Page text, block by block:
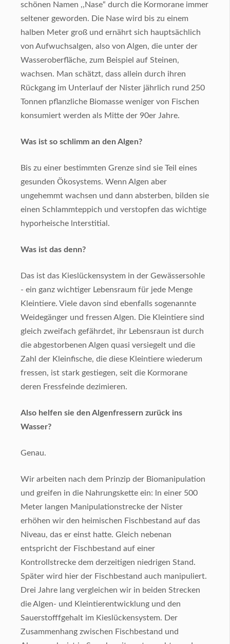
schönen Namen ,,Nase“ durch die Kormorane immer
seltener geworden. Die Nase wird bis zu einem
halben Meter groß und ernährt sich hauptsächlich
von Aufwuchsalgen, also von Algen, die unter der
Wasseroberfläche, zum Beispiel auf Steinen,
wachsen. Man schätzt, dass allein durch ihren
Rückgang im Unterlauf der Nister jährlich rund 250
Tonnen pflanzliche Biomasse weniger von Fischen
konsumiert werden als Mitte der 90er Jahre.
Was ist so schlimm an den Algen?
Bis zu einer bestimmten Grenze sind sie Teil eines
gesunden Ökosystems. Wenn Algen aber
ungehemmt wachsen und dann absterben, bilden sie
einen Schlammteppich und verstopfen das wichtige
hyporheische lnterstitial.
Was ist das denn?
Das ist das Kieslückensystem in der Gewässersohle
- ein ganz wichtiger Lebensraum für jede Menge
Kleintiere. Viele davon sind ebenfalls sogenannte
Weidegänger und fressen Algen. Die Kleintiere sind
gleich zweifach gefährdet, ihr Lebensraun ist durch
die abgestorbenen Algen quasi versiegelt und die
Zahl der Kleinfische, die diese Kleintiere wiederum
fressen, ist stark gestiegen, seit die Kormorane
deren Fressfeinde dezimieren.
Also helfen sie den Algenfressern zurück ins
Wasser?
Genau.
Wir arbeiten nach dem Prinzip der Biomanipulation
und greifen in die Nahrungskette ein: ln einer 500
Meter langen Manipulationstrecke der Nister
erhöhen wir den heimischen Fischbestand auf das
Niveau, das er einst hatte. Gleich nebenan
entspricht der Fischbestand auf einer
Kontrollstrecke dem derzeitigen niedrigen Stand.
Später wird hier der Fischbestand auch manipuliert.
Drei Jahre lang vergleichen wir in beiden Strecken
die Algen- und Kleintierentwicklung und den
Sauerstofffgehalt im Kieslückensystem. Der
Zusammenhang zwischen Fischbestand und